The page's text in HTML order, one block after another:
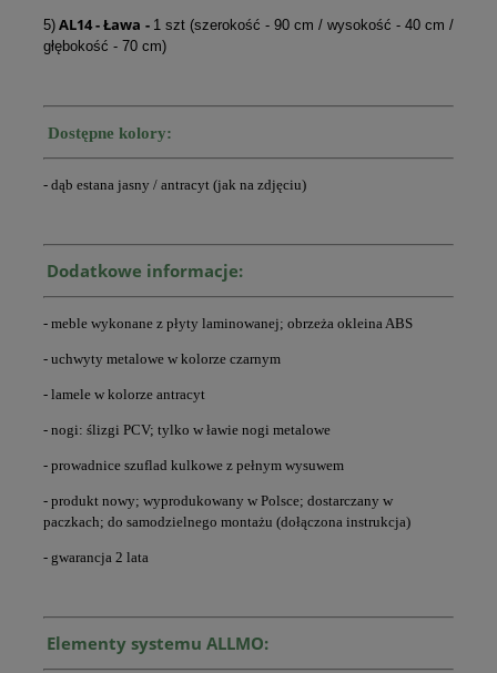
5) AL14 - Ława - 1 szt (szerokość - 90 cm / wysokość - 40 cm /
głębokość - 70 cm)
Dostępne kolory:
- dąb estana jasny / antracyt (jak na zdjęciu)
Dodatkowe informacje:
- meble wykonane z płyty laminowanej; obrzeża okleina ABS
- uchwyty metalowe w kolorze czarnym
- lamele w kolorze antracyt
- nogi: ślizgi PCV; tylko w ławie nogi metalowe
- prowadnice szuflad kulkowe z pełnym wysuwem
- produkt nowy; wyprodukowany w Polsce; dostarczany w
paczkach; do samodzielnego montażu (dołączona instrukcja)
- gwarancja 2 lata
Elementy systemu ALLMO: